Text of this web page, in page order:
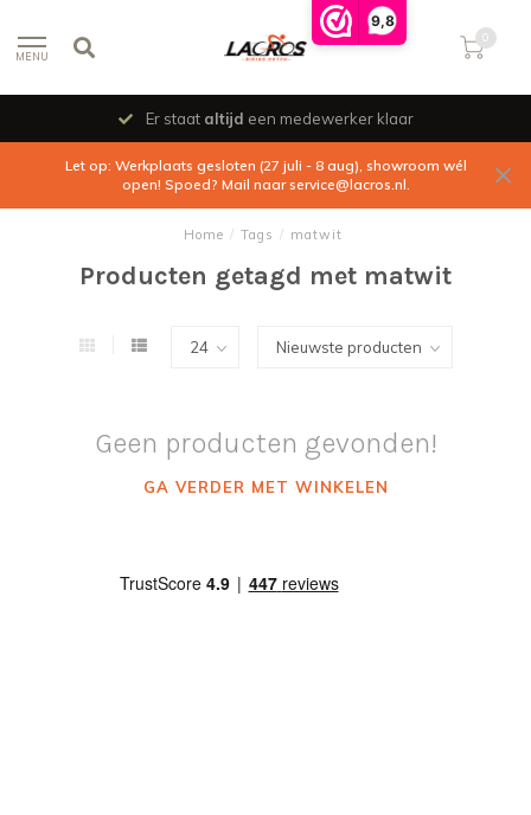
9,8
MENU
0
Er staat altijd een medewerker klaar
Let op: Werkplaats gesloten (27 juli - 8 aug), showroom wél
open! Spoed? Mail naarservice@lacros.nl.
Home / Tags / matwit
Producten getagd met matwit
Geen producten gevonden!
GA VERDER MET WINKELEN